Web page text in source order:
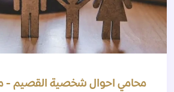
محامي احوال شخصية القصيم -